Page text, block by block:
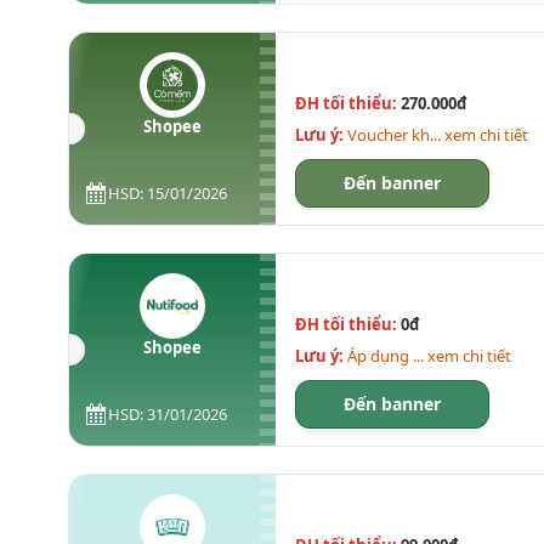
Shopee
HSD: 15/01/2026
ĐH tối thiểu: 270.000đ
Lưu ý: Voucher kh... xem chi tiết
Đến banner
Shopee
HSD: 31/01/2026
ĐH tối thiểu: 0đ
Lưu ý: Áp dụng ... xem chi tiết
Đến banner